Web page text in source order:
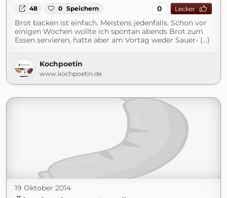
48 0 Speichern 0 Lecker
Brot backen ist einfach. Meistens jedenfalls. Schon vor
einigen Wochen wollte ich spontan abends Brot zum
Essen servieren, hatte aber am Vortag weder Sauer- (...)
Kochpoetin
www.kochpoetin.de
19 Oktober 2014